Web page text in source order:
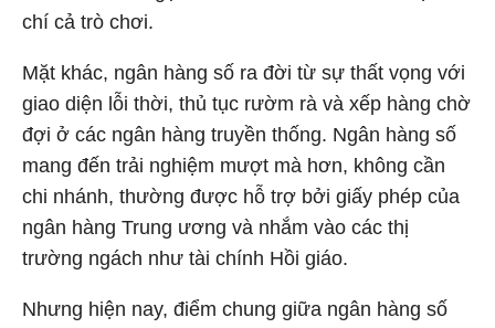
chí cả trò chơi.
Mặt khác, ngân hàng số ra đời từ sự thất vọng với
giao diện lỗi thời, thủ tục rườm rà và xếp hàng chờ
đợi ở các ngân hàng truyền thống. Ngân hàng số
mang đến trải nghiệm mượt mà hơn, không cần
chi nhánh, thường được hỗ trợ bởi giấy phép của
ngân hàng Trung ương và nhắm vào các thị
trường ngách như tài chính Hồi giáo.
Nhưng hiện nay, điểm chung giữa ngân hàng số